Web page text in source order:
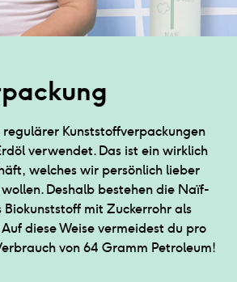
Kunststoffverpackungen
verwendet. Das ist ein wirklich
welches wir persönlich lieber
Deshalb bestehen die Naïf-
mit Zuckerrohr als
diese Weise vermeidest du pro
von 64 Gramm Petroleum!